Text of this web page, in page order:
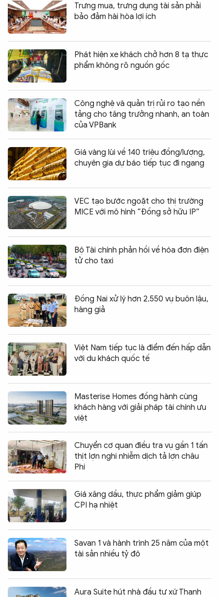
Trưng mua, trưng dụng tài sản phải
bảo đảm hài hòa lợi ích
Phát hiện xe khách chở hơn 8 tạ thực
phẩm không rõ nguồn gốc
Công nghệ và quản trị rủi ro tạo nền
tảng cho tăng trưởng nhanh, an toàn
của VPBank
Giá vàng lùi về 140 triệu đồng/lượng,
chuyên gia dự báo tiếp tục đi ngang
VEC tạo bước ngoặt cho thị trường
MICE với mô hình “Đồng sở hữu IP”
Bộ Tài chính phản hồi về hóa đơn điện
tử cho taxi
Đồng Nai xử lý hơn 2.550 vụ buôn lậu,
hàng giả
Việt Nam tiếp tục là điểm đến hấp dẫn
với du khách quốc tế
Masterise Homes đồng hành cùng
khách hàng với giải pháp tài chính ưu
việt
Chuyển cơ quan điều tra vụ gần 1 tấn
thịt lợn nghi nhiễm dịch tả lợn châu
Phi
Giá xăng dầu, thực phẩm giảm giúp
CPI hạ nhiệt
Savan 1 và hành trình 25 năm của một
tài sản nhiều tỷ đô
Aura Suite hút nhà đầu tư xứ Thanh